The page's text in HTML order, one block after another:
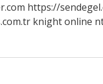
https://
knight online